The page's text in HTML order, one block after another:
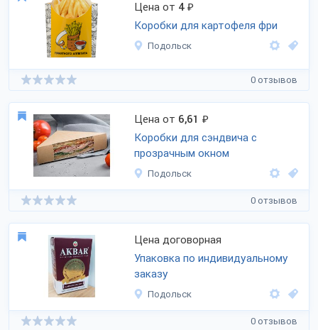
Цена от 4 ₽
Коробки для картофеля фри
Подольск
0 отзывов
Цена от 6,61 ₽
Коробки для сэндвича с
прозрачным окном
Подольск
0 отзывов
Цена договорная
Упаковка по индивидуальному
заказу
Подольск
0 отзывов